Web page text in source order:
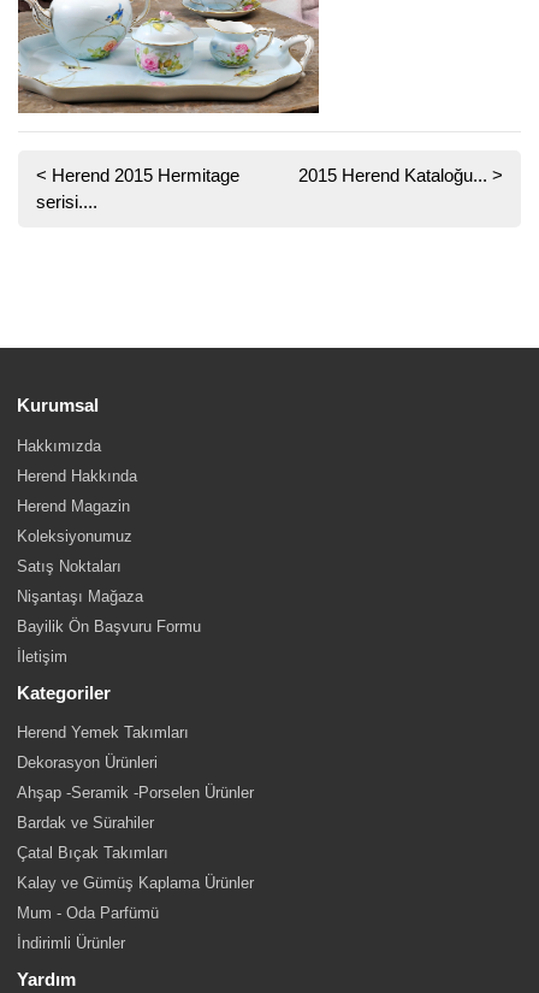
< Herend 2015 Hermitage
serisi....
2015 Herend Kataloğu... >
Kurumsal
Hakkımızda
Herend Hakkında
Herend Magazin
Koleksiyonumuz
Satış Noktaları
Nişantaşı Mağaza
Bayilik Ön Başvuru Formu
İletişim
Kategoriler
Herend Yemek Takımları
Dekorasyon Ürünleri
Ahşap -Seramik -Porselen Ürünler
Bardak ve Sürahiler
Çatal Bıçak Takımları
Kalay ve Gümüş Kaplama Ürünler
Mum - Oda Parfümü
İndirimli Ürünler
Yardım